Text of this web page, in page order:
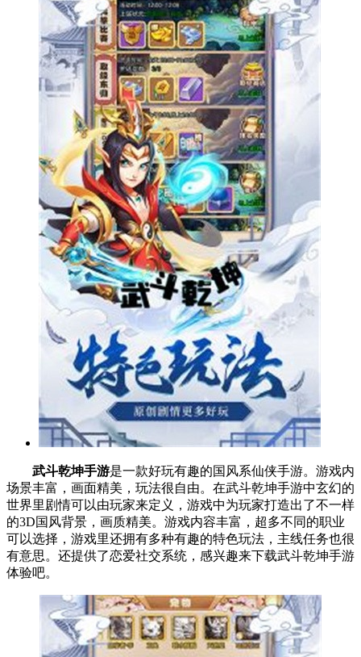
武斗乾坤手游是一款好玩有趣的国风系仙侠手游。游戏内
场景丰富，画面精美，玩法很自由。在武斗乾坤手游中玄幻的
世界里剧情可以由玩家来定义，游戏中为玩家打造出了不一样
的3D国风背景，画质精美。游戏内容丰富，超多不同的职业
可以选择，游戏里还拥有多种有趣的特色玩法，主线任务也很
有意思。还提供了恋爱社交系统，感兴趣来下载武斗乾坤手游
体验吧。